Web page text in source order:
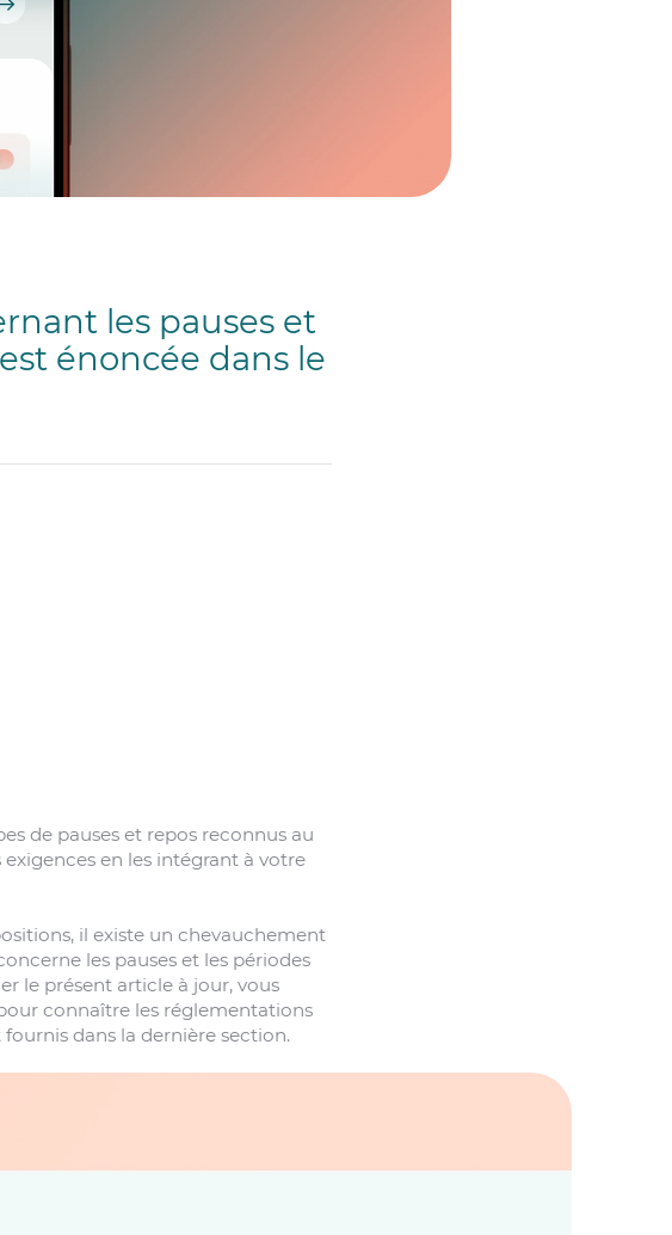
les pauses et
énoncée dans le
de pauses et repos reconnus au
en les intégrant à votre
il existe un chevauchement
les pauses et les périodes
le présent article à jour, vous
connaître les réglementations
dans la dernière section.